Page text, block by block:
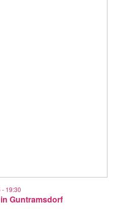
Guntramsdorf
- 19:30